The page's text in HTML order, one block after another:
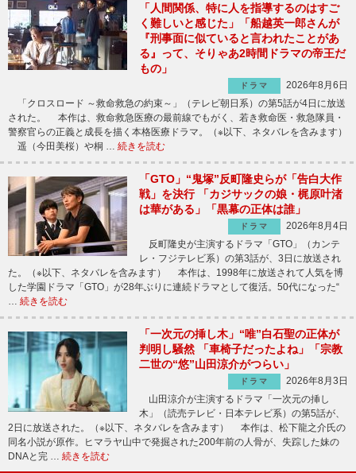
「人間関係、特に人を指導するのはすご
く難しいと感じた」「船越英一郎さんが
『刑事面に似ていると言われたことがあ
る』って、そりゃあ2時間ドラマの帝王だ
もの」
ドラマ
2026年8月6日
「クロスロード ～救命救急の約束～」（テレビ朝日系）の第5話が4日に放送
された。 本作は、救命救急医療の最前線でもがく、若き救命医・救急隊員・
警察官らの正義と成長を描く本格医療ドラマ。（※以下、ネタバレを含みます）
遥（今田美桜）や桐 … 続きを読む
「GTO」“鬼塚”反町隆史らが「告白大作
戦」を決行 「カジサックの娘・梶原叶渚
は華がある」「黒幕の正体は誰」
ドラマ
2026年8月4日
反町隆史が主演するドラマ「GTO」（カンテ
レ・フジテレビ系）の第3話が、3日に放送され
た。（※以下、ネタバレを含みます） 本作は、1998年に放送されて人気を博
した学園ドラマ「GTO」が28年ぶりに連続ドラマとして復活。50代になった“
… 続きを読む
「一次元の挿し木」“唯”白石聖の正体が
判明し騒然 「車椅子だったよね」「宗教
二世の“悠”山田涼介がつらい」
ドラマ
2026年8月3日
山田涼介が主演するドラマ「一次元の挿し
木」（読売テレビ・日本テレビ系）の第5話が、
2日に放送された。（※以下、ネタバレを含みます） 本作は、松下龍之介氏の
同名小説が原作。ヒマラヤ山中で発掘された200年前の人骨が、失踪した妹の
DNAと完 … 続きを読む